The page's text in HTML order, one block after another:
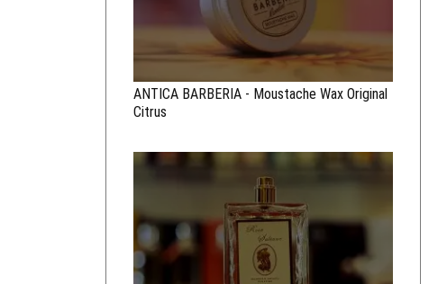
ANTICA BARBERIA - Moustache Wax Original
Citrus